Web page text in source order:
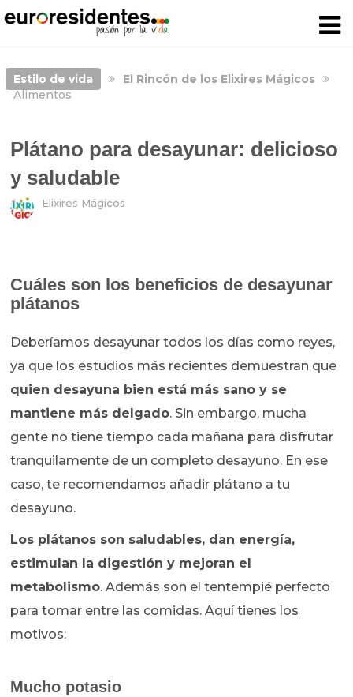
Estilo de vida
El Rincón de los Elixires Mágicos
Alimentos
Plátano para desayunar: delicioso
y saludable
Elixires Mágicos
Cuáles son los beneficios de desayunar
plátanos
Deberíamos desayunar todos los días como reyes,
ya que los estudios más recientes demuestran que
quien desayuna bien está más sano y se
mantiene más delgado. Sin embargo, mucha
gente no tiene tiempo cada mañana para disfrutar
tranquilamente de un completo desayuno. En ese
caso, te recomendamos añadir plátano a tu
desayuno.
Los plátanos son saludables, dan energía,
estimulan la digestión y mejoran el
metabolismo. Además son el tentempié perfecto
para tomar entre las comidas. Aquí tienes los
motivos:
Mucho potasio